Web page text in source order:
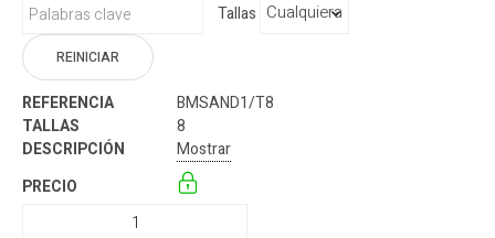
Tallas
REINICIAR
BMSAND1/T8
8
Mostrar